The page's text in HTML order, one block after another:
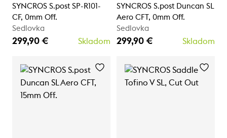
SYNCROS S.post SP-R101-
CF, 0mm Off.
Sedlovka
299,90 € Skladom
SYNCROS S.post Duncan SL
Aero CFT, 0mm Off.
Sedlovka
299,90 € Skladom